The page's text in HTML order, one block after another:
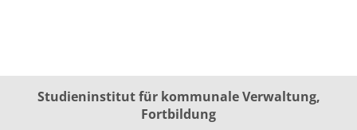
Studieninstitut für kommunale Verwaltung,
Fortbildung